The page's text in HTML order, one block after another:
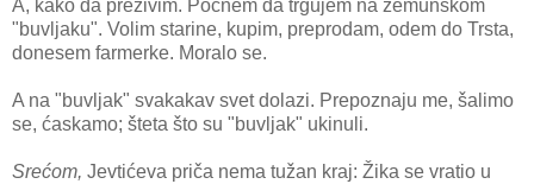
A, kako da preživim. Počnem da trgujem na zemunskom
"buvljaku". Volim starine, kupim, preprodam, odem do Trsta,
donesem farmerke. Moralo se.
A na "buvljak" svakakav svet dolazi. Prepoznaju me, šalimo
se, ćaskamo; šteta što su "buvljak" ukinuli.
Srećom, Jevtićeva priča nema tužan kraj: Žika se vratio u